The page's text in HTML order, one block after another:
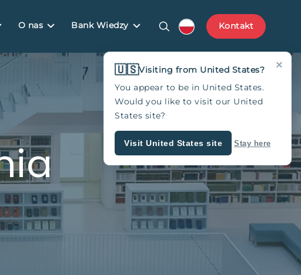
O nas Bank Wiedzy Kontakt
×
🇺🇸Visiting from United States?
You appear to be in United States.
Would you like to visit our United
States site?
Visit United States site Stay here